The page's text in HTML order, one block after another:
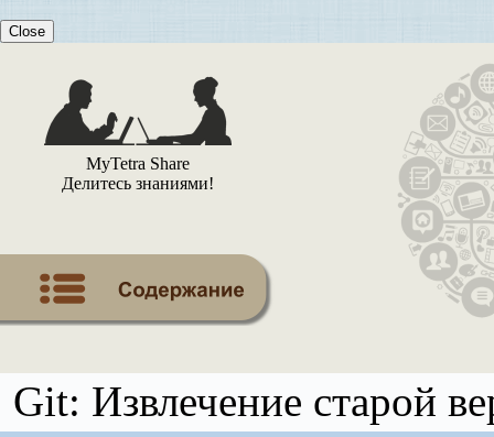
Close
MyTetra Share
Делитесь знаниями!
Git: Извлечение старой